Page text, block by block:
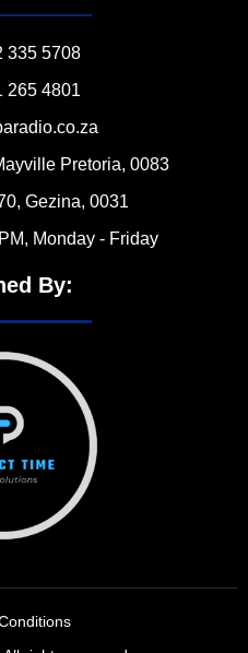
335 5708
265 4801
Pretoria, 0083
Gezina, 0031
Monday - Friday
By: